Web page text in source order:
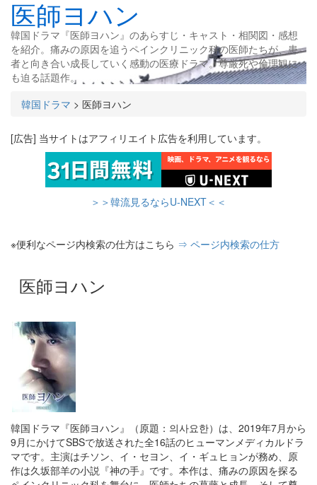
医師ヨハン
韓国ドラマ『医師ヨハン』のあらすじ・キャスト・相関図・感想
を紹介。痛みの原因を追うペインクリニック科の医師たちが、患
者と向き合い成長していく感動の医療ドラマ。尊厳死や倫理観に
も迫る話題作。
韓国ドラマ > 医師ヨハン
[広告] 当サイトはアフィリエイト広告を利用しています。
＞＞韓流見るならU-NEXT＜＜
※便利なページ内検索の仕方はこちら ⇒ ページ内検索の仕方
医師ヨハン
韓国ドラマ『医師ヨハン』（原題：의사요한）は、2019年7月から
9月にかけてSBSで放送された全16話のヒューマンメディカルドラ
マです。主演はチソン、イ・セヨン、イ・ギュヒョンが務め、原
作は久坂部羊の小説『神の手』です。本作は、痛みの原因を探る